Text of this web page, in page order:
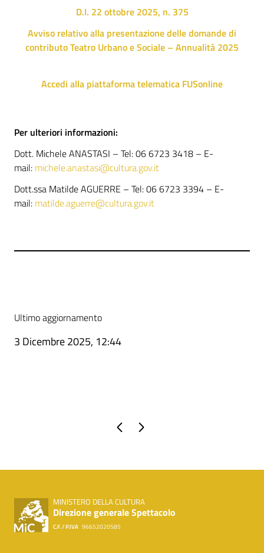
D.I. 22 ottobre 2025, n. 375
Avviso relativo alla presentazione delle domande di
contributo Teatro Urbano e Sociale – Annualità 2025
Accedi alla piattaforma telematica FUSonline
Per ulteriori informazioni:
Dott. Michele ANASTASI – Tel: 06 6723 3418 – E-
mail: michele.anastasi@cultura.gov.it
Dott.ssa Matilde AGUERRE – Tel: 06 6723 3394 – E-
mail: matilde.aguerre@cultura.gov.it
Ultimo aggiornamento
3 Dicembre 2025, 12:44
Pagina precedente
MINISTERO DELLA CULTURA
Direzione generale Spettacolo
C.F. / P.IVA 96652020585